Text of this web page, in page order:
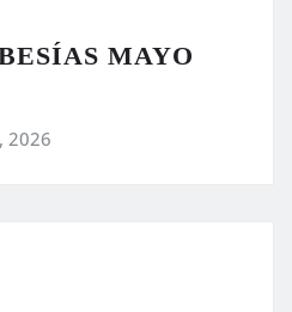
MAYO
2026